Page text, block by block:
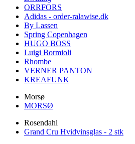
ORRFORS
Adidas - order-ralawise.dk
By Lassen
Spring Copenhagen
HUGO BOSS
Luigi Bormioli
Rhombe
VERNER PANTON
KREAFUNK
Morsø
MORSØ
Rosendahl
Grand Cru Hvidvinsglas - 2 stk